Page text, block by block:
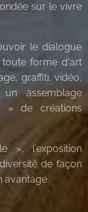
sur le vivre
le dialogue
forme d'art
graffiti, vidéo,
assemblage
» de créations
», l'exposition
de façon
avantage.